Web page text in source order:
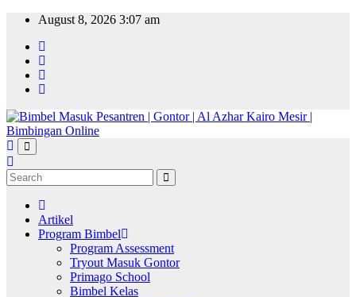
Skip
content
August 8, 2026 3:07 am
Artikel
Program Bimbel
Program Assessment
Tryout Masuk Gontor
Primago School
Bimbel Kelas